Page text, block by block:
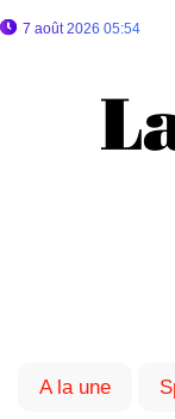
7 août 2026 05:54
A la une